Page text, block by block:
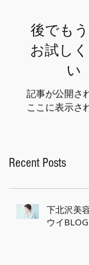
後でも
お試し
い
記事が公開さ
ここに表示さ
Recent Posts
下北沢美
ウイBLOG